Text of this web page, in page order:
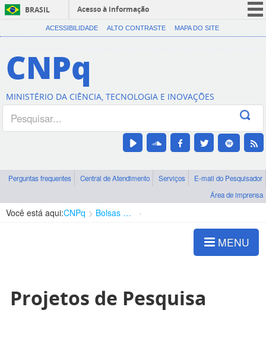
BRASIL
Acesso à informação
CORONAVÍRUS (COVID-19)
Canais
ACESSIBILIDADE ALTO CONTRASTE MAPA DO SITE
CNPq
MINISTÉRIO DA CIÊNCIA, TECNOLOGIA E INOVAÇÕES
Perguntas frequentes Central de Atendimento Serviços
E-mail do Pesquisador
Área de imprensa
Você está aqui:CNPq Bolsas e Auxílios Vigentes
MENU
Projetos de Pesquisa